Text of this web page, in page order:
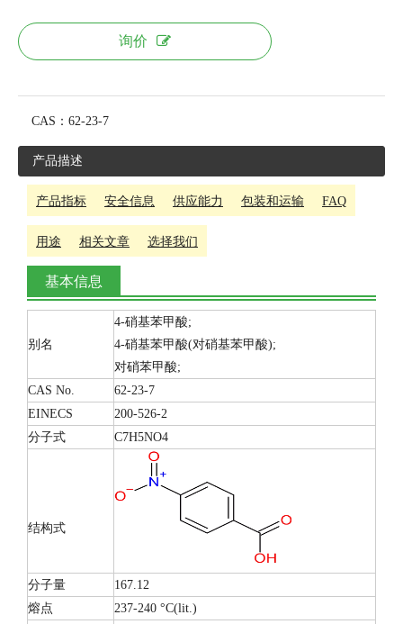
询价
CAS： 62-23-7
产品描述
产品指标 安全信息 供应能力 包装和运输 FAQ
用途 相关文章 选择我们
基本信息
别名
4-硝基苯甲酸;
4-硝基苯甲酸(对硝基苯甲酸);
对硝苯甲酸;
CAS No.
62-23-7
EINECS
200-526-2
分子式
C7H5NO4
结构式
分子量
167.12
熔点
237-240 °C(lit.)